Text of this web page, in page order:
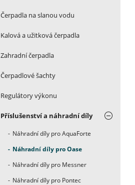
Čerpadla na slanou vodu
Kalová a užitková čerpadla
Zahradní čerpadla
Čerpadlové šachty
Regulátory výkonu
Příslušenství a náhradní díly
Náhradní díly pro AquaForte
Náhradní díly pro Oase
Náhradní díly pro Messner
Náhradní díly pro Pontec